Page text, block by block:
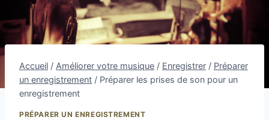
Accueil / Améliorer votre musique / Enregistrer / Préparer
un enregistrement / Préparer les prises de son pour un
enregistrement
PRÉPARER UN ENREGISTREMENT